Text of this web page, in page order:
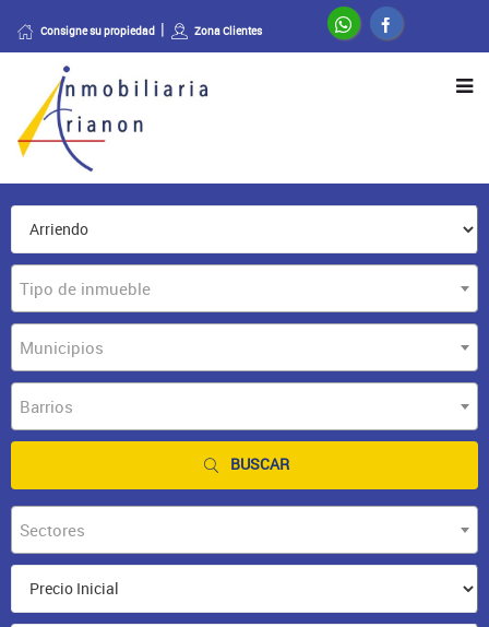
Consigne su propiedad Zona Clientes
Tipo de inmueble
Municipios
Barrios
BUSCAR
Sectores